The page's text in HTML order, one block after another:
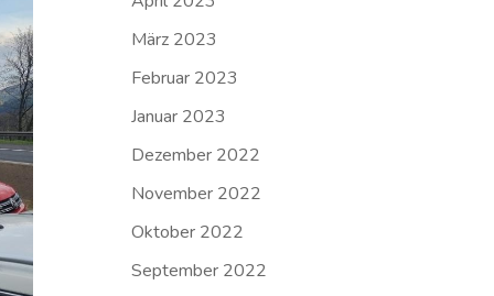
März 2023
Februar 2023
Januar 2023
Dezember 2022
November 2022
Oktober 2022
September 2022